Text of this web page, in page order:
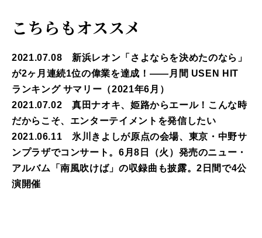
こちらもオススメ
2021.07.08 新浜レオン「さよならを決めたのなら」
が2ヶ月連続1位の偉業を達成！――月間 USEN HIT
ランキング サマリー（2021年6月）
2021.07.02 真田ナオキ、姫路からエール！こんな時
だからこそ、エンターテイメントを発信したい
2021.06.11 氷川きよしが原点の会場、東京・中野サ
ンプラザでコンサート。6月8日（火）発売のニュー・
アルバム「南風吹けば」の収録曲も披露。2日間で4公
演開催